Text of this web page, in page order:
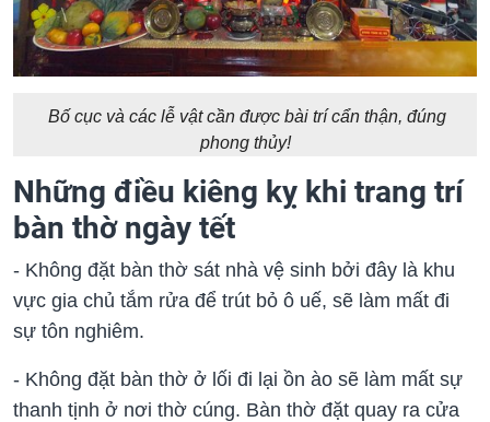
Bố cục và các lễ vật cần được bài trí cẩn thận, đúng
phong thủy!
Những điều kiêng kỵ khi trang trí
bàn thờ ngày tết
- Không đặt bàn thờ sát nhà vệ sinh bởi đây là khu
vực gia chủ tắm rửa để trút bỏ ô uế, sẽ làm mất đi
sự tôn nghiêm.
- Không đặt bàn thờ ở lối đi lại ồn ào sẽ làm mất sự
thanh tịnh ở nơi thờ cúng. Bàn thờ đặt quay ra cửa